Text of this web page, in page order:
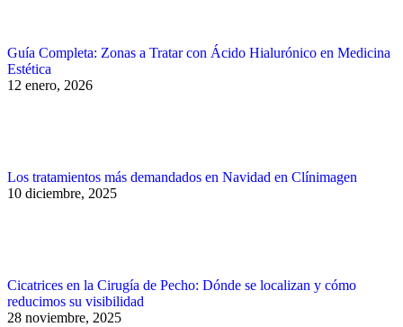
Guía Completa: Zonas a Tratar con Ácido Hialurónico en Medicina
Estética
12 enero, 2026
Los tratamientos más demandados en Navidad en Clínimagen
10 diciembre, 2025
Cicatrices en la Cirugía de Pecho: Dónde se localizan y cómo
reducimos su visibilidad
28 noviembre, 2025